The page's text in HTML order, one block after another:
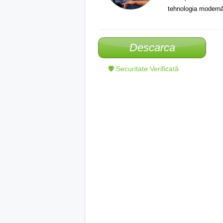
tehnologia
Descarca
🛡 Securitate Verificată